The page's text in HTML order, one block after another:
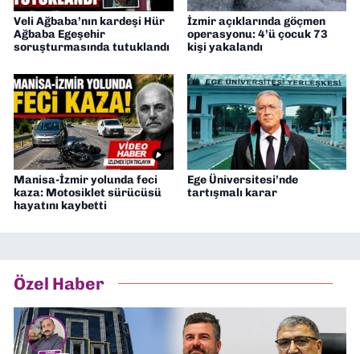
Veli Ağbaba’nın kardeşi Hür
Ağbaba Egeşehir
soruşturmasında tutuklandı
İzmir açıklarında göçmen
operasyonu: 4’ü çocuk 73
kişi yakalandı
Manisa-İzmir yolunda feci
kaza: Motosiklet sürücüsü
hayatını kaybetti
Ege Üniversitesi’nde
tartışmalı karar
Özel Haber